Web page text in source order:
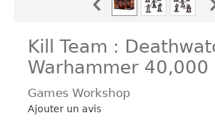
Kill Team :
Warhammer 40,000
Games Workshop
Ajouter un avis